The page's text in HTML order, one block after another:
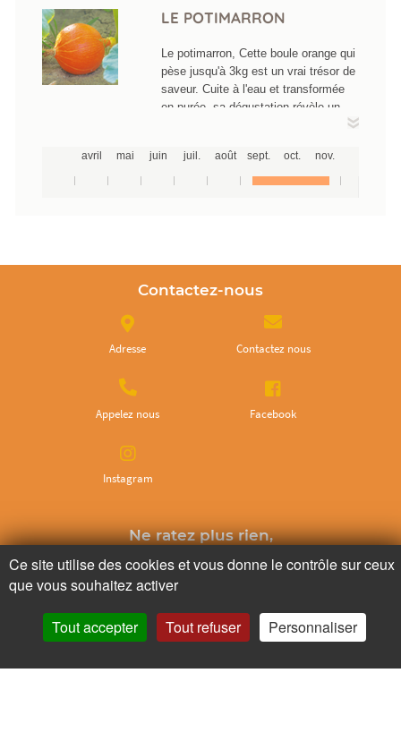
LE POTIMARRON
Le potimarron, Cette boule orange qui
pèse jusqu'à 3kg est un vrai trésor de
saveur. Cuite à l'eau et transformée
en purée, sa dégustation révèle un
avril mai juin juil. août sept. oct. nov.
Contactez-nous
Adresse Contactez nous
Appelez nous Facebook
Instagram
Ne ratez plus rien,
Abonnez-vous à notre newsletter
Ce site utilise des cookies et vous donne le contrôle sur ceux
que vous souhaitez activer
Tout accepter Tout refuser Personnaliser